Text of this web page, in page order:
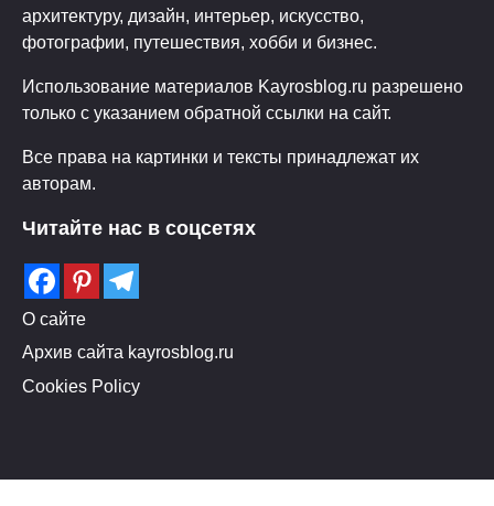
архитектуру, дизайн, интерьер, искусство,
фотографии, путешествия, хобби и бизнес.
Использование материалов Kayrosblog.ru разрешено
только с указанием обратной ссылки на сайт.
Все права на картинки и тексты принадлежат их
авторам.
Читайте нас в соцсетях
О сайте
Архив сайта kayrosblog.ru
Cookies Policy